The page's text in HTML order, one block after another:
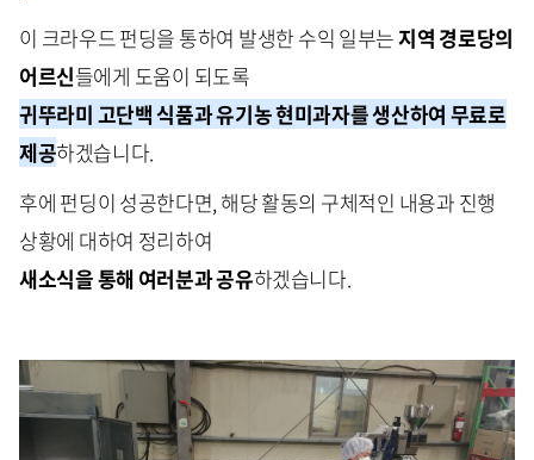
이 크라우드 펀딩을 통하여 발생한 수익 일부는지역 경로당의
어르신들에게 도움이 되도록
귀뚜라미 고단백 식품과 유기농 현미과자를 생산하여 무료로
제공하겠습니다.
후에 펀딩이 성공한다면, 해당 활동의 구체적인 내용과 진행
상황에 대하여 정리하여
새소식을 통해 여러분과 공유하겠습니다.